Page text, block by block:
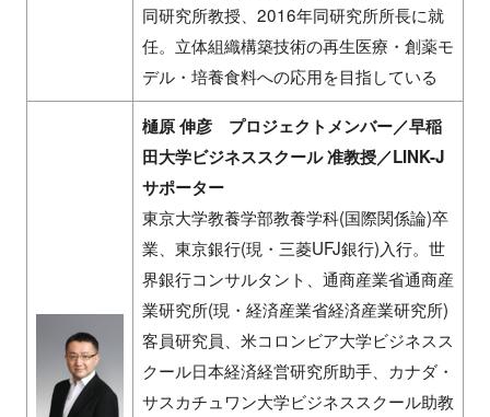
同研究所教授、2016年同研究所所長に就
任。立体組織構築技術の再生医療・創薬モ
デル・培養食料への応用を目指している
樋原 伸彦 プロジェクトメンバー／早稲
田大学ビジネススクール 准教授／LINK-J
サポーター
東京大学教養学部教養学科(国際関係論)卒
業、東京銀行(現・三菱UFJ銀行)入行。世
界銀行コンサルタント、通商産業省通商産
業研究所(現・経済産業省経済産業研究所)
客員研究員、米コロンビア大学ビジネスス
クール日本経済経営研究所助手、カナダ・
サスカチュワン大学ビジネススクール助教